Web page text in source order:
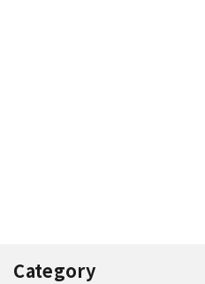
Category